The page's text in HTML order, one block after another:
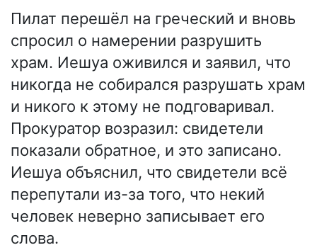
Пилат перешёл на греческий и вновь
спросил о намерении разрушить
храм. Иешуа оживился и заявил, что
никогда не собирался разрушать храм
и никого к этому не подговаривал.
Прокуратор возразил: свидетели
показали обратное, и это записано.
Иешуа объяснил, что свидетели всё
перепутали из-за того, что некий
человек неверно записывает его
слова.